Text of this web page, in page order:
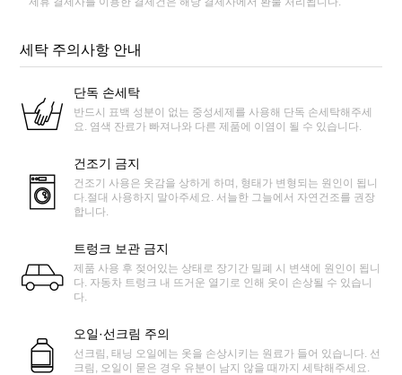
세탁 주의사항 안내
단독 손세탁
반드시 표백 성분이 없는 중성세제를 사용해 단독 손세탁해주세
요. 염색 잔료가 빠져나와 다른 제품에 이염이 될 수 있습니다.
건조기 금지
건조기 사용은 옷감을 상하게 하며, 형태가 변형되는 원인이 됩니
다.절대 사용하지 말아주세요. 서늘한 그늘에서 자연건조를 권장
합니다.
트렁크 보관 금지
제품 사용 후 젖어있는 상태로 장기간 밀폐 시 변색에 원인이 됩니
다. 자동차 트렁크 내 뜨거운 열기로 인해 옷이 손상될 수 있습니
다.
오일·선크림 주의
선크림, 태닝 오일에는 옷을 손상시키는 원료가 들어 있습니다. 선
크림, 오일이 묻은 경우 유분이 남지 않을 때까지 세탁해주세요.